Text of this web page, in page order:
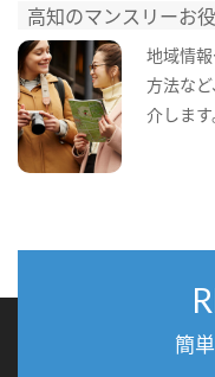
高知のマンスリーお
地域情
方法な
介します
簡